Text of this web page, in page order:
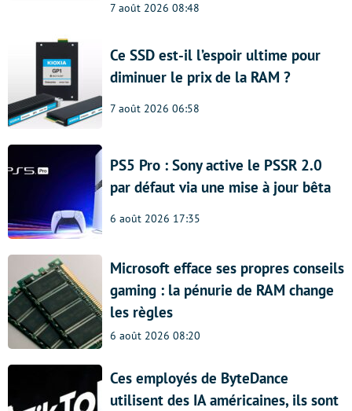
7 août 2026 08:48
Ce SSD est-il l’espoir ultime pour
diminuer le prix de la RAM ?
7 août 2026 06:58
PS5 Pro : Sony active le PSSR 2.0
par défaut via une mise à jour bêta
6 août 2026 17:35
Microsoft efface ses propres conseils
gaming : la pénurie de RAM change
les règles
6 août 2026 08:20
Ces employés de ByteDance
utilisent des IA américaines, ils sont